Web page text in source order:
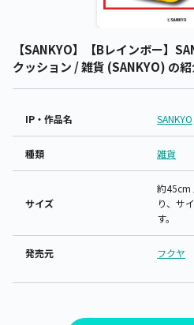
【SANKYO】【Bレインボー】
クッション / 雑貨 (SANKYO) の
IP・作品名 SANKYO
種類 雑貨
サイズ
約
り、サ
す。
発売元 フクヤ